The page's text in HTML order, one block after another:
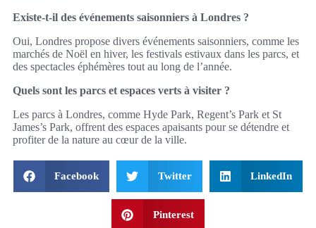
Existe-t-il des événements saisonniers à Londres ?
Oui, Londres propose divers événements saisonniers, comme les
marchés de Noël en hiver, les festivals estivaux dans les parcs, et
des spectacles éphémères tout au long de l’année.
Quels sont les parcs et espaces verts à visiter ?
Les parcs à Londres, comme Hyde Park, Regent’s Park et St
James’s Park, offrent des espaces apaisants pour se détendre et
profiter de la nature au cœur de la ville.
Facebook Twitter LinkedIn
Pinterest